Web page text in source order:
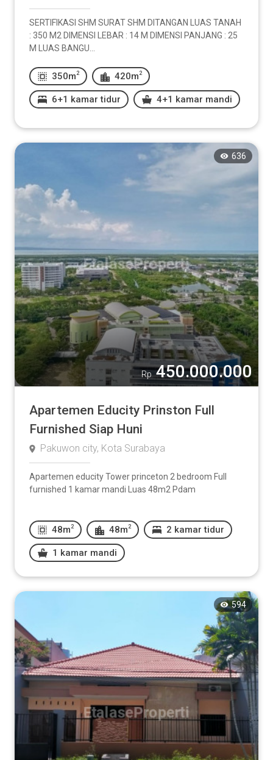
SERTIFIKASI SHM SURAT SHM DITANGAN LUAS TANAH
: 350 M2 DIMENSI LEBAR : 14 M DIMENSI PANJANG : 25
M LUAS BANGU...
350m 2 420m 2
6+1 kamar tidur 4+1 kamar mandi
636
Rp 450.000.000
Apartemen Educity Prinston Full
Furnished Siap Huni
Pakuwon city, Kota Surabaya
Apartemen educity Tower princeton 2 bedroom Full
furnished 1 kamar mandi Luas 48m2 Pdam
48m 2 48m 2 2 kamar tidur
1 kamar mandi
594